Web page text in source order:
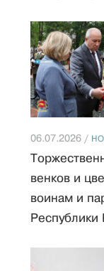
06.07.2026 /
венков и
воинам и
Республики